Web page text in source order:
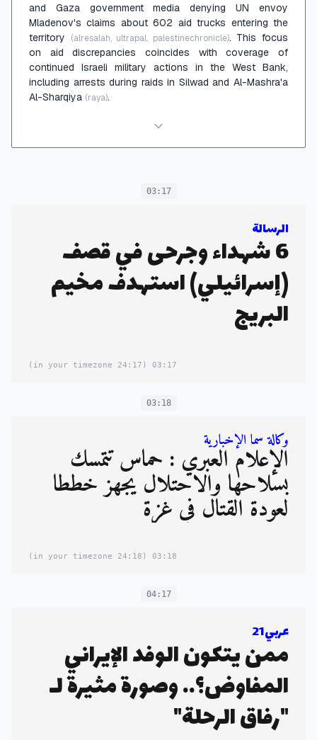
and Gaza government media denying UN envoy
Mladenov's claims about 602 aid trucks entering the
territory
(alresalah, ultrapal, palestinechronicle). This focus
on aid discrepancies coincides with coverage of
continued Israeli military actions in the West Bank,
including arrests during raids in Silwad and Al-Mashra'a
Al-Sharqiya (raya).
03:17
الرسالة
6 شهداء وجرحى في قصف
(إسرائيلي) استهدف مخيم
البريج
03:17
(24:17 in your timezone)
03:18
وكالة سما الإخبارية
الإعلام العبري : حماس تتمسك
بسلاحها والاحتلال يجهز خططا
لعودة القتال في غزة
03:18
(24:18 in your timezone)
04:17
عربي21
ممن يتكون الوفد الإيراني
المفاوض؟.. وصورة مثيرة لـ
"رفاق الرحلة"